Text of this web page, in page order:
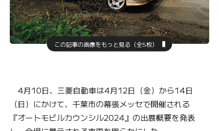
この記事の画像をもっと見る（全5枚）
4月10日、三菱自動車は4月12日（金）から14日
（日）にかけて、千葉市の幕張メッセで開催される
『オートモビルカウンシル2024』の出展概要を発表